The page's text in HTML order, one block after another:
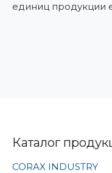
единиц продукции
Каталог
CORAX INDUSTRY